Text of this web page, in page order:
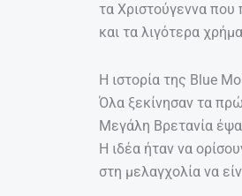
τα Χριστούγεννα που
και τα λιγότερα
H ιστορία της Blue
Όλα ξεκίνησαν τα
Μεγάλη Βρετανία
Η ιδέα ήταν να
στη μελαγχολία να